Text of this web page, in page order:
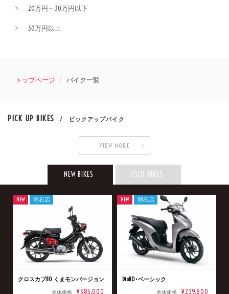
20万円～30万円以下
30万円以上
トップページ バイク一覧
PICK UP BIKES / ピックアップバイク
VIEW MORE
NEW BIKES USED BIKES
クロスカブ110 くまモンバージョン
本体価格 ¥385,000
NEW 明石店
Dio110･ベーシック
本体価格 ¥239,800
NEW 明石店